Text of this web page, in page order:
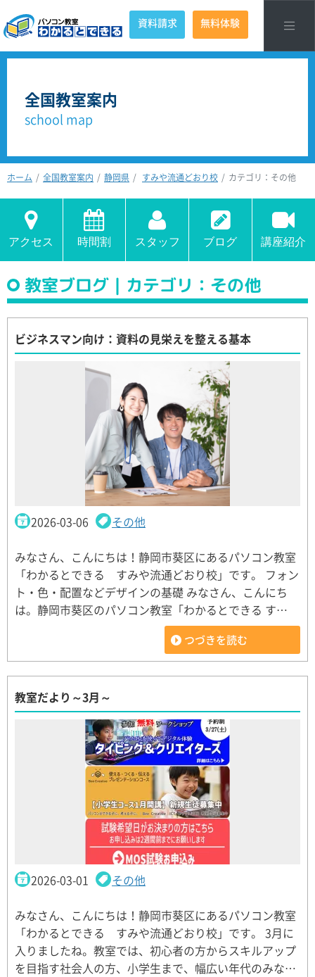
資料請求 無料体験
全国教室案内
school map
ホーム 全国教室案内 静岡県 すみや流通どおり校 カテゴリ：その他
アクセス 時間割 スタッフ ブログ 講座紹介
教室ブログ｜カテゴリ：その他
ビジネスマン向け：資料の見栄えを整える基本
2026-03-06 その他
みなさん、こんにちは！静岡市葵区にあるパソコン教室
「わかるとできる すみや流通どおり校」です。 フォン
ト・色・配置などデザインの基礎 みなさん、こんにち
は。静岡市葵区のパソコン教室「わかるとできる す…
つづきを読む
教室だより～3月～
2026-03-01 その他
みなさん、こんにちは！静岡市葵区にあるパソコン教室
「わかるとできる すみや流通どおり校」です。 3月に
入りましたね。教室では、初心者の方からスキルアップ
を目指す社会人の方、小学生まで、幅広い年代のみな…